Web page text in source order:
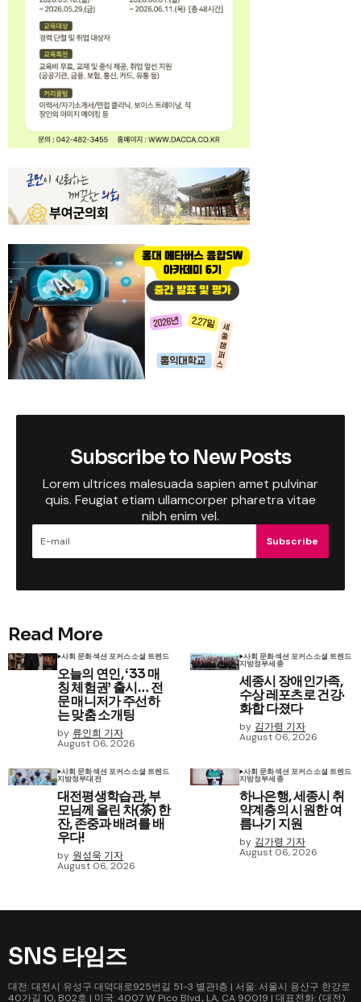
Subscribe to New Posts
Lorem ultrices malesuada sapien amet pulvinar
quis. Feugiat etiam ullamcorper pharetra vitae
nibh enim vel.
Subscribe
Read More
사회 문화섹션 포커스소셜 트렌드
오늘의 연인, ‘33 매
칭 체험권’ 출시… 전
문 매니저가 주선하
는 맞춤 소개팅
by 류인희 기자
August 06, 2026
사회 문화섹션 포커스소셜 트렌드
지방정부세종
세종시 장애인가족,
수상 레포츠로 건강·
화합 다졌다
by 김가령 기자
August 06, 2026
사회 문화섹션 포커스소셜 트렌드
지방정부대전
대전평생학습관, 부
모님께 올린 차(茶) 한
잔, 존중과 배려를 배
우다!
by 원성욱 기자
August 06, 2026
사회 문화섹션 포커스소셜 트렌드
지방정부세종
하나은행, 세종시 취
약계층의 시원한 여
름나기 지원
by 김가령 기자
August 06, 2026
SNS 타임즈
대전: 대전시 유성구 대덕대로925번길 51-3 별관1층 | 서울: 서울시 용산구 한강로
40가길 10, B02호 | 미국: 4007 W Pico Blvd., LA, CA 90019 | 대표전화: (대전)